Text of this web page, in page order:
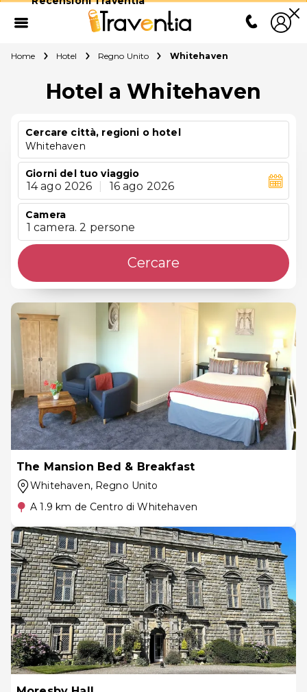
Home Hotel Regno Unito Whitehaven
Hotel a Whitehaven
Cercare città, regioni o hotel
Whitehaven
Giorni del tuo viaggio
14 ago 2026 16 ago 2026
Camera
1 camera. 2 persone
Cercare
The Mansion Bed & Breakfast
Whitehaven, Regno Unito
A 1.9 km de Centro di Whitehaven